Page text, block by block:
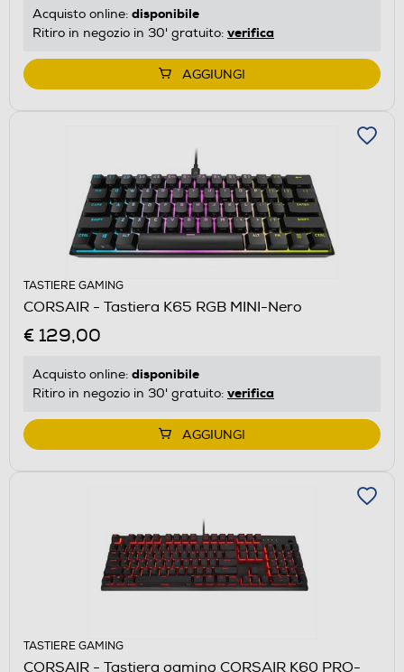
Acquisto online: disponibile
Ritiro in negozio in 30' gratuito: verifica
AGGIUNGI
TASTIERE GAMING
CORSAIR - Tastiera K65 RGB MINI-Nero
€ 129,00
Acquisto online: disponibile
Ritiro in negozio in 30' gratuito: verifica
AGGIUNGI
TASTIERE GAMING
CORSAIR - Tastiera gaming CORSAIR K60 PRO-